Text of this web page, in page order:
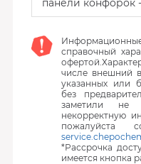
панели конфорок
справочный
числе внешний
указанных или
без
заметили не
некорректную
пожалуйста
*Рассрочка
имеется кнопка